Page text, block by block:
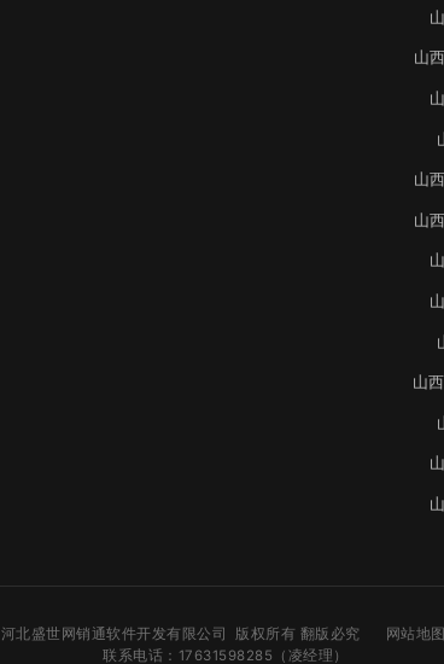
山
山
山
山
河北盛世网销通软件开发有限公司 版权所有 翻版必究
网站地图
联系电话：17631598285（凌经理）